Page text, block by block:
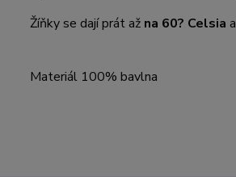
Žíňky se dají prát až na 60? Celsia
Materiál 100% bavlna